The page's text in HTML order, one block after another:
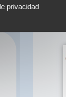
privacidad